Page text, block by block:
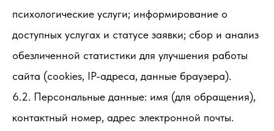
психологические услуги; информирование о
доступных услугах и статусе заявки; сбор и анализ
обезличенной статистики для улучшения работы
сайта (cookies, IP-адреса, данные браузера).
6.2. Персональные данные: имя (для обращения),
контактный номер, адрес электронной почты.